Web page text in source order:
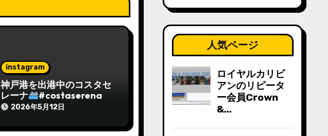
instagram
神戸港を出港中のコスタセ
レーナ
#costaserena
#cruiseship #kobe
2026年5月12日
人気ページ